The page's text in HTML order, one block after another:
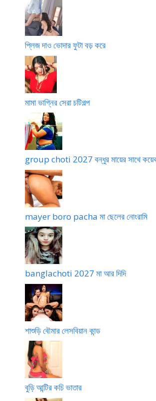
প্লিজ দাও ভোদার ফুটা বড় করে
মামা ভাগ্নির সেরা চটিগল্প
group choti 2027 বন্ধুর মায়ের সাথে
mayer boro pacha মা ছেলের নোংরামি
banglachoti 2027 মা আর দিদি
শাশুড়ি বৌমার লেসবিয়ান কান্ড
বুড়ি আন্টির কচি ভাতার